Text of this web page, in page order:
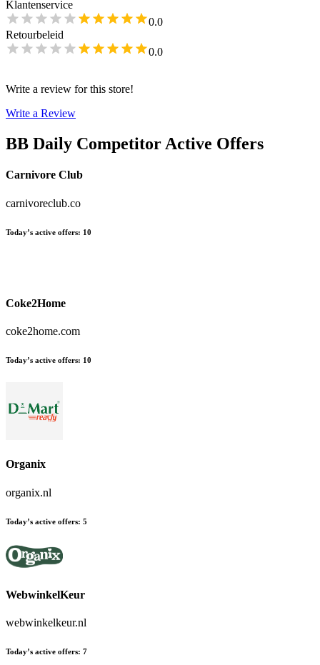
Klantenservice
0.0
Retourbeleid
0.0
Write a review for this store!
Write a Review
BB Daily Competitor Active Offers
Carnivore Club
carnivoreclub.co
Today’s active offers: 10
Coke2Home
coke2home.com
Today’s active offers: 10
Organix
organix.nl
Today’s active offers: 5
WebwinkelKeur
webwinkelkeur.nl
Today’s active offers: 7